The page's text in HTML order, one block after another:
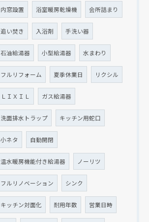
内窓設置 浴室暖房乾燥機 会所詰まり
追い焚き 入浴剤 手洗い器
石油給湯器 小型給湯器 水まわり
フルリフォーム 夏季休業日 リクシル
ＬＩＸＩＬ ガス給湯器
洗面排水トラップ キッチン用蛇口
小ネタ 自動開閉
温水暖房機能付き給湯器 ノーリツ
フルリノベーション シンク
キッチン対面化 耐用年数 営業日時